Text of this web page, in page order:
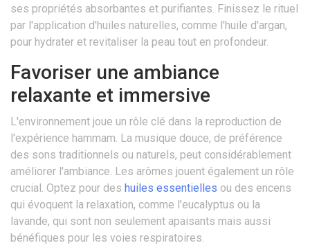
ses propriétés absorbantes et purifiantes. Finissez le rituel
par l'application d'huiles naturelles, comme l'huile d'argan,
pour hydrater et revitaliser la peau tout en profondeur.
Favoriser une ambiance
relaxante et immersive
L'environnement joue un rôle clé dans la reproduction de
l'expérience hammam. La musique douce, de préférence
des sons traditionnels ou naturels, peut considérablement
améliorer l'ambiance. Les arômes jouent également un rôle
crucial. Optez pour des huiles essentielles ou des encens
qui évoquent la relaxation, comme l'eucalyptus ou la
lavande, qui sont non seulement apaisants mais aussi
bénéfiques pour les voies respiratoires.